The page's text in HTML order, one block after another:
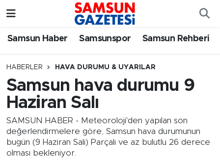
Samsun Haber Samsunspor Samsun Rehberi
HABERLER HAVA DURUMU & UYARILAR
Samsun hava durumu 9
Haziran Salı
SAMSUN HABER - Meteoroloji'den yapılan son
değerlendirmelere göre, Samsun hava durumunun
bugün (9 Haziran Salı) Parçalı ve az bulutlu 26 derece
olması bekleniyor.
Samsun Haber
Samsun Rehberi
Samsun Nöbetçi Eczaneler
SAMSUN Namaz Vakitleri
Süper Lig Puan Durumu ve Fikstür